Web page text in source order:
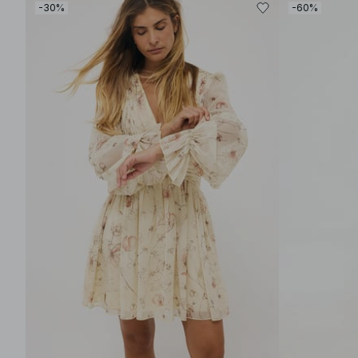
-30% -60%